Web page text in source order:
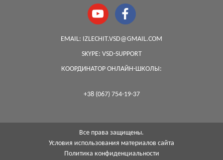
EMAIL: IZLECHIT.VSD@GMAIL.COM
SKYPE: VSD-SUPPORT
КООРДИНАТОР ОНЛАЙН-ШКОЛЫ:
+38 (067) 754-19-37
Все права защищены.
Условия использования материалов сайта
Политика конфиденциальности